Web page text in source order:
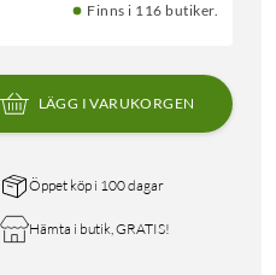
Finns i 116 butiker.
LÄGG I VARUKORGEN
Öppet köp i 100 dagar
Hämta i butik, GRATIS!